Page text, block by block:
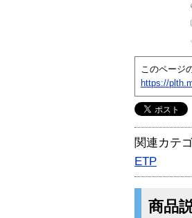
このページ
https://
関連カテ
ETP
商品